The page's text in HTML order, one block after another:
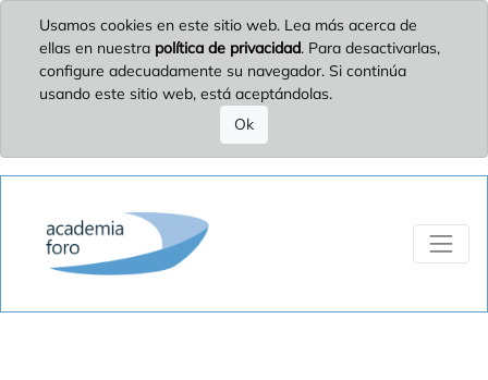
Usamos cookies en este sitio web. Lea más acerca de
ellas en nuestra política de privacidad. Para desactivarlas,
configure adecuadamente su navegador. Si continúa
usando este sitio web, está aceptándolas.
Ok